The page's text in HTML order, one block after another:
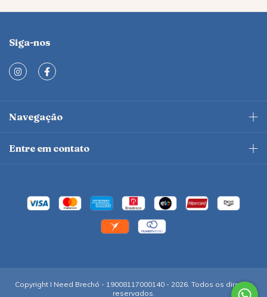
Siga-nos
Navegação
Entre em contato
Copyright I Need Brechó - 19008117000140 - 2026. Todos os direitos
reservados.